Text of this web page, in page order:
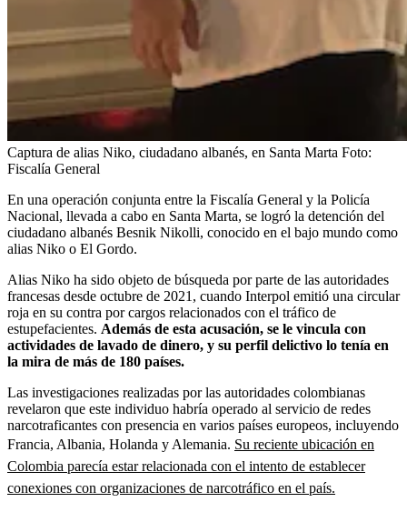
Captura de alias Niko, ciudadano albanés, en Santa Marta Foto:
Fiscalía General
En una operación conjunta entre la Fiscalía General y la Policía
Nacional, llevada a cabo en Santa Marta, se logró la detención del
ciudadano albanés Besnik Nikolli, conocido en el bajo mundo como
alias Niko o El Gordo.
Alias Niko ha sido objeto de búsqueda por parte de las autoridades
francesas desde octubre de 2021, cuando Interpol emitió una circular
roja en su contra por cargos relacionados con el tráfico de
estupefacientes. Además de esta acusación, se le vincula con
actividades de lavado de dinero, y su perfil delictivo lo tenía en
la mira de más de 180 países.
Las investigaciones realizadas por las autoridades colombianas
revelaron que este individuo habría operado al servicio de redes
narcotraficantes con presencia en varios países europeos, incluyendo
Francia, Albania, Holanda y Alemania. Su reciente ubicación en
Colombia parecía estar relacionada con el intento de establecer
conexiones con organizaciones de narcotráfico en el país.